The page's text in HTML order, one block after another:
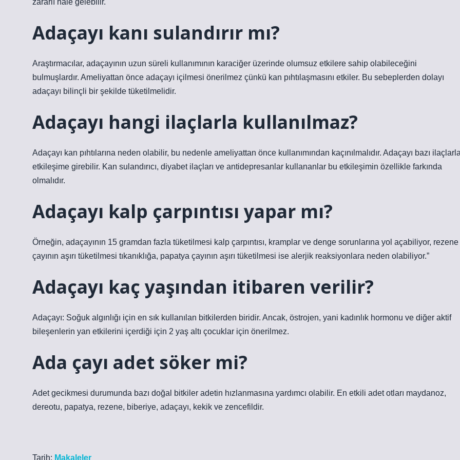
zararlı hale gelebilir.
Adaçayı kanı sulandırır mı?
Araştırmacılar, adaçayının uzun süreli kullanımının karaciğer üzerinde olumsuz etkilere sahip olabileceğini
bulmuşlardır. Ameliyattan önce adaçayı içilmesi önerilmez çünkü kan pıhtılaşmasını etkiler. Bu sebeplerden dolayı
adaçayı bilinçli bir şekilde tüketilmelidir.
Adaçayı hangi ilaçlarla kullanılmaz?
Adaçayı kan pıhtılarına neden olabilir, bu nedenle ameliyattan önce kullanımından kaçınılmalıdır. Adaçayı bazı
etkileşime girebilir. Kan sulandırıcı, diyabet ilaçları ve antidepresanlar kullananlar bu etkileşimin özellikle farkında
olmalıdır.
Adaçayı kalp çarpıntısı yapar mı?
Örneğin, adaçayının 15 gramdan fazla tüketilmesi kalp çarpıntısı, kramplar ve denge sorunlarına yol açabiliyor, rezene
çayının aşırı tüketilmesi tıkanıklığa, papatya çayının aşırı tüketilmesi ise alerjik reaksiyonlara neden olabiliyor.”
Adaçayı kaç yaşından itibaren verilir?
Adaçayı: Soğuk algınlığı için en sık kullanılan bitkilerden biridir. Ancak, östrojen, yani kadınlık hormonu ve diğer aktif
bileşenlerin yan etkilerini içerdiği için 2 yaş altı çocuklar için önerilmez.
Ada çayı adet söker mi?
Adet gecikmesi durumunda bazı doğal bitkiler adetin hızlanmasına yardımcı olabilir. En etkili adet otları maydanoz,
dereotu, papatya, rezene, biberiye, adaçayı, kekik ve zencefildir.
Tarih: Makaleler